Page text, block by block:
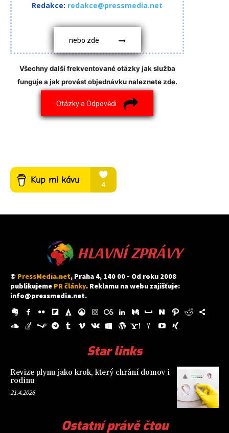
Redakce: redakce@pressmedia.net
nebo zde
Všechny další frekventované otázky jak služba
funguje a jak provést objednávku naleznete zde.
Otázky a Odpovědi
HLAVNÍ ZPRÁVY
© PressMedia.net, Praha 4, 140 00 - Od roku 2008
publikujeme PR články. Reklamu na webu zajišťuje:
info@pressmedia.net.
Star links
Revize plynu jako krok, který chrání domov i
rodinu
21.4.2026
Ostatní právě čtou